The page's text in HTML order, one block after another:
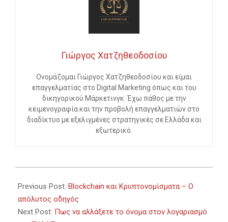
Γιώργος Χατζηθεοδοσίου
Ονομάζομαι Γιώργος Χατζηθεοδοσίου και είμαι
επαγγελματίας στο Digital Marketing όπως και του
δικηγορικού Μάρκετινγκ. Έχω πάθος με την
κειμενογραφία και την προβολή επαγγελματιών στο
διαδίκτυο με εξελιγμένες στρατηγικές σε Ελλάδα και
εξωτερικό.
11-
03
Previous Post: Blockchain και Κρυπτονομίσματα – Ο
απόλυτος οδηγός
Next Post: Πως να αλλάξετε το όνομα στον λογαριασμό